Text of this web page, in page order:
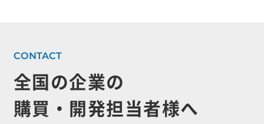
全国の企業の
購買・開発担当者様へ